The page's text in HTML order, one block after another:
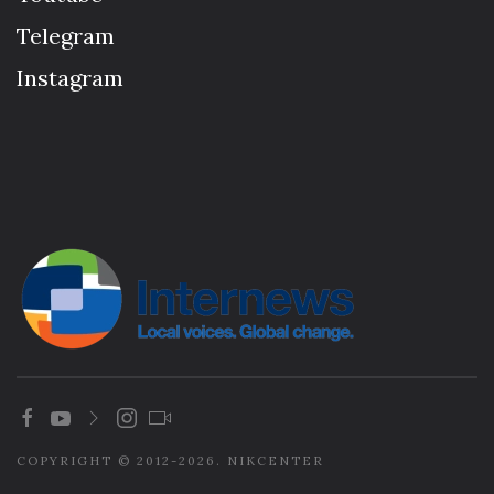
Telegram
Instagram
COPYRIGHT © 2012-2026. NIKCENTER